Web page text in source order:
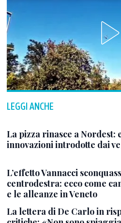
LEGGI ANCHE
La pizza rinasce a Nordest:
innovazioni introdotte dai
L’effetto Vannacci
centrodestra: ecco come
e le alleanze in Veneto
La lettera di De Carlo in